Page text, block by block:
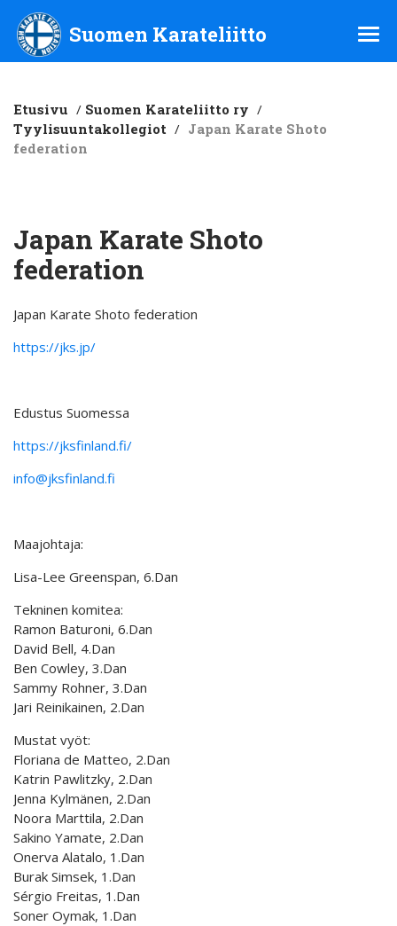
Suomen Karateliitto ry
Suomen Karateliitto
Etusivu / Suomen Karateliitto ry /
Tyylisuuntakollegiot / Japan Karate Shoto
federation
Japan Karate Shoto
federation
Japan Karate Shoto federation
https://jks.jp/
Edustus Suomessa
https://jksfinland.fi/
info@jksfinland.fi
Maajohtaja:
Lisa-Lee Greenspan, 6.Dan
Tekninen komitea:
Ramon Baturoni, 6.Dan
David Bell, 4.Dan
Ben Cowley, 3.Dan
Sammy Rohner, 3.Dan
Jari Reinikainen, 2.Dan
Mustat vyöt:
Floriana de Matteo, 2.Dan
Katrin Pawlitzky, 2.Dan
Jenna Kylmänen, 2.Dan
Noora Marttila, 2.Dan
Sakino Yamate, 2.Dan
Onerva Alatalo, 1.Dan
Burak Simsek, 1.Dan
Sérgio Freitas, 1.Dan
Soner Oymak, 1.Dan